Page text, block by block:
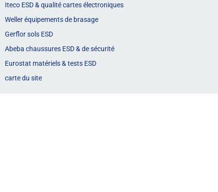
Iteco ESD & qualité cartes électroniques
Weller équipements de brasage
Gerflor sols ESD
Abeba chaussures ESD & de sécurité
Eurostat matériels & tests ESD
carte du site